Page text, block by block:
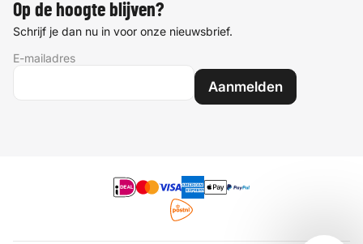
Op de hoogte blijven?
Schrijf je dan nu in voor onze nieuwsbrief.
E-mailadres
Aanmelden